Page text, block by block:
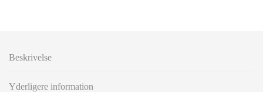
Beskrivelse
Yderligere information